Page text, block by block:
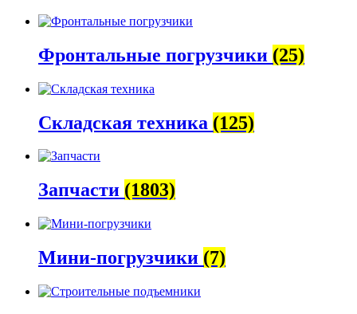
Фронтальные погрузчики (25)
Складская техника (125)
Запчасти (1803)
Мини-погрузчики (7)